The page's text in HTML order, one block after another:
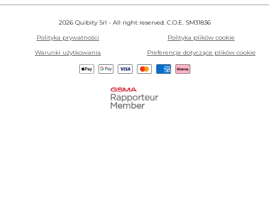
2026 Quibity Srl - All right reserved. C.O.E. SM31836
Polityka prywatności
Polityka plików cookie
Warunki użytkowania
Preferencje dotyczące plików cookie